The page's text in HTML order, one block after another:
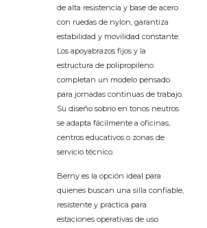
de alta resistencia y base de acero
con ruedas de nylon, garantiza
estabilidad y movilidad constante.
Los apoyabrazos fijos y la
estructura de polipropileno
completan un modelo pensado
para jornadas continuas de trabajo.
Su diseño sobrio en tonos neutros
se adapta fácilmente a oficinas,
centros educativos o zonas de
servicio técnico.
Berny es la opción ideal para
quienes buscan una silla confiable,
resistente y práctica para
estaciones operativas de uso